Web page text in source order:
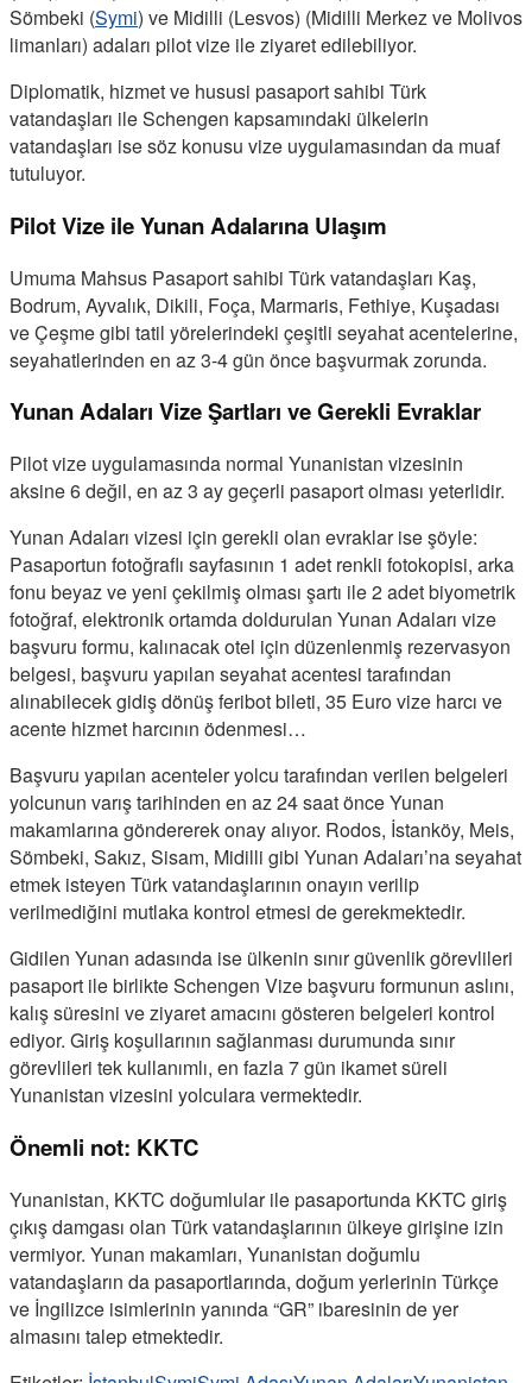
Sömbeki (Symi) ve Midilli (Lesvos) (Midilli Merkez ve Molivos
limanları) adaları pilot vize ile ziyaret edilebiliyor.
Diplomatik, hizmet ve hususi pasaport sahibi Türk
vatandaşları ile Schengen kapsamındaki ülkelerin
vatandaşları ise söz konusu vize uygulamasından da muaf
tutuluyor.
Pilot Vize ile Yunan Adalarına Ulaşım
Umuma Mahsus Pasaport sahibi Türk vatandaşları Kaş,
Bodrum, Ayvalık, Dikili, Foça, Marmaris, Fethiye, Kuşadası
ve Çeşme gibi tatil yörelerindeki çeşitli seyahat acentelerine,
seyahatlerinden en az 3-4 gün önce başvurmak zorunda.
Yunan Adaları Vize Şartları ve Gerekli Evraklar
Pilot vize uygulamasında normal Yunanistan vizesinin
aksine 6 değil, en az 3 ay geçerli pasaport olması yeterlidir.
Yunan Adaları vizesi için gerekli olan evraklar ise şöyle:
Pasaportun fotoğraflı sayfasının 1 adet renkli fotokopisi, arka
fonu beyaz ve yeni çekilmiş olması şartı ile 2 adet biyometrik
fotoğraf, elektronik ortamda doldurulan Yunan Adaları vize
başvuru formu, kalınacak otel için düzenlenmiş rezervasyon
belgesi, başvuru yapılan seyahat acentesi tarafından
alınabilecek gidiş dönüş feribot bileti, 35 Euro vize harcı ve
acente hizmet harcının ödenmesi…
Başvuru yapılan acenteler yolcu tarafından verilen belgeleri
yolcunun varış tarihinden en az 24 saat önce Yunan
makamlarına göndererek onay alıyor. Rodos, İstanköy, Meis,
Sömbeki, Sakız, Sisam, Midilli gibi Yunan Adaları’na seyahat
etmek isteyen Türk vatandaşlarının onayın verilip
verilmediğini mutlaka kontrol etmesi de gerekmektedir.
Gidilen Yunan adasında ise ülkenin sınır güvenlik görevlileri
pasaport ile birlikte Schengen Vize başvuru formunun aslını,
kalış süresini ve ziyaret amacını gösteren belgeleri kontrol
ediyor. Giriş koşullarının sağlanması durumunda sınır
görevlileri tek kullanımlı, en fazla 7 gün ikamet süreli
Yunanistan vizesini yolculara vermektedir.
Önemli not: KKTC
Yunanistan, KKTC doğumlular ile pasaportunda KKTC giriş
çıkış damgası olan Türk vatandaşlarının ülkeye girişine izin
vermiyor. Yunan makamları, Yunanistan doğumlu
vatandaşların da pasaportlarında, doğum yerlerinin Türkçe
ve İngilizce isimlerinin yanında “GR” ibaresinin de yer
almasını talep etmektedir.